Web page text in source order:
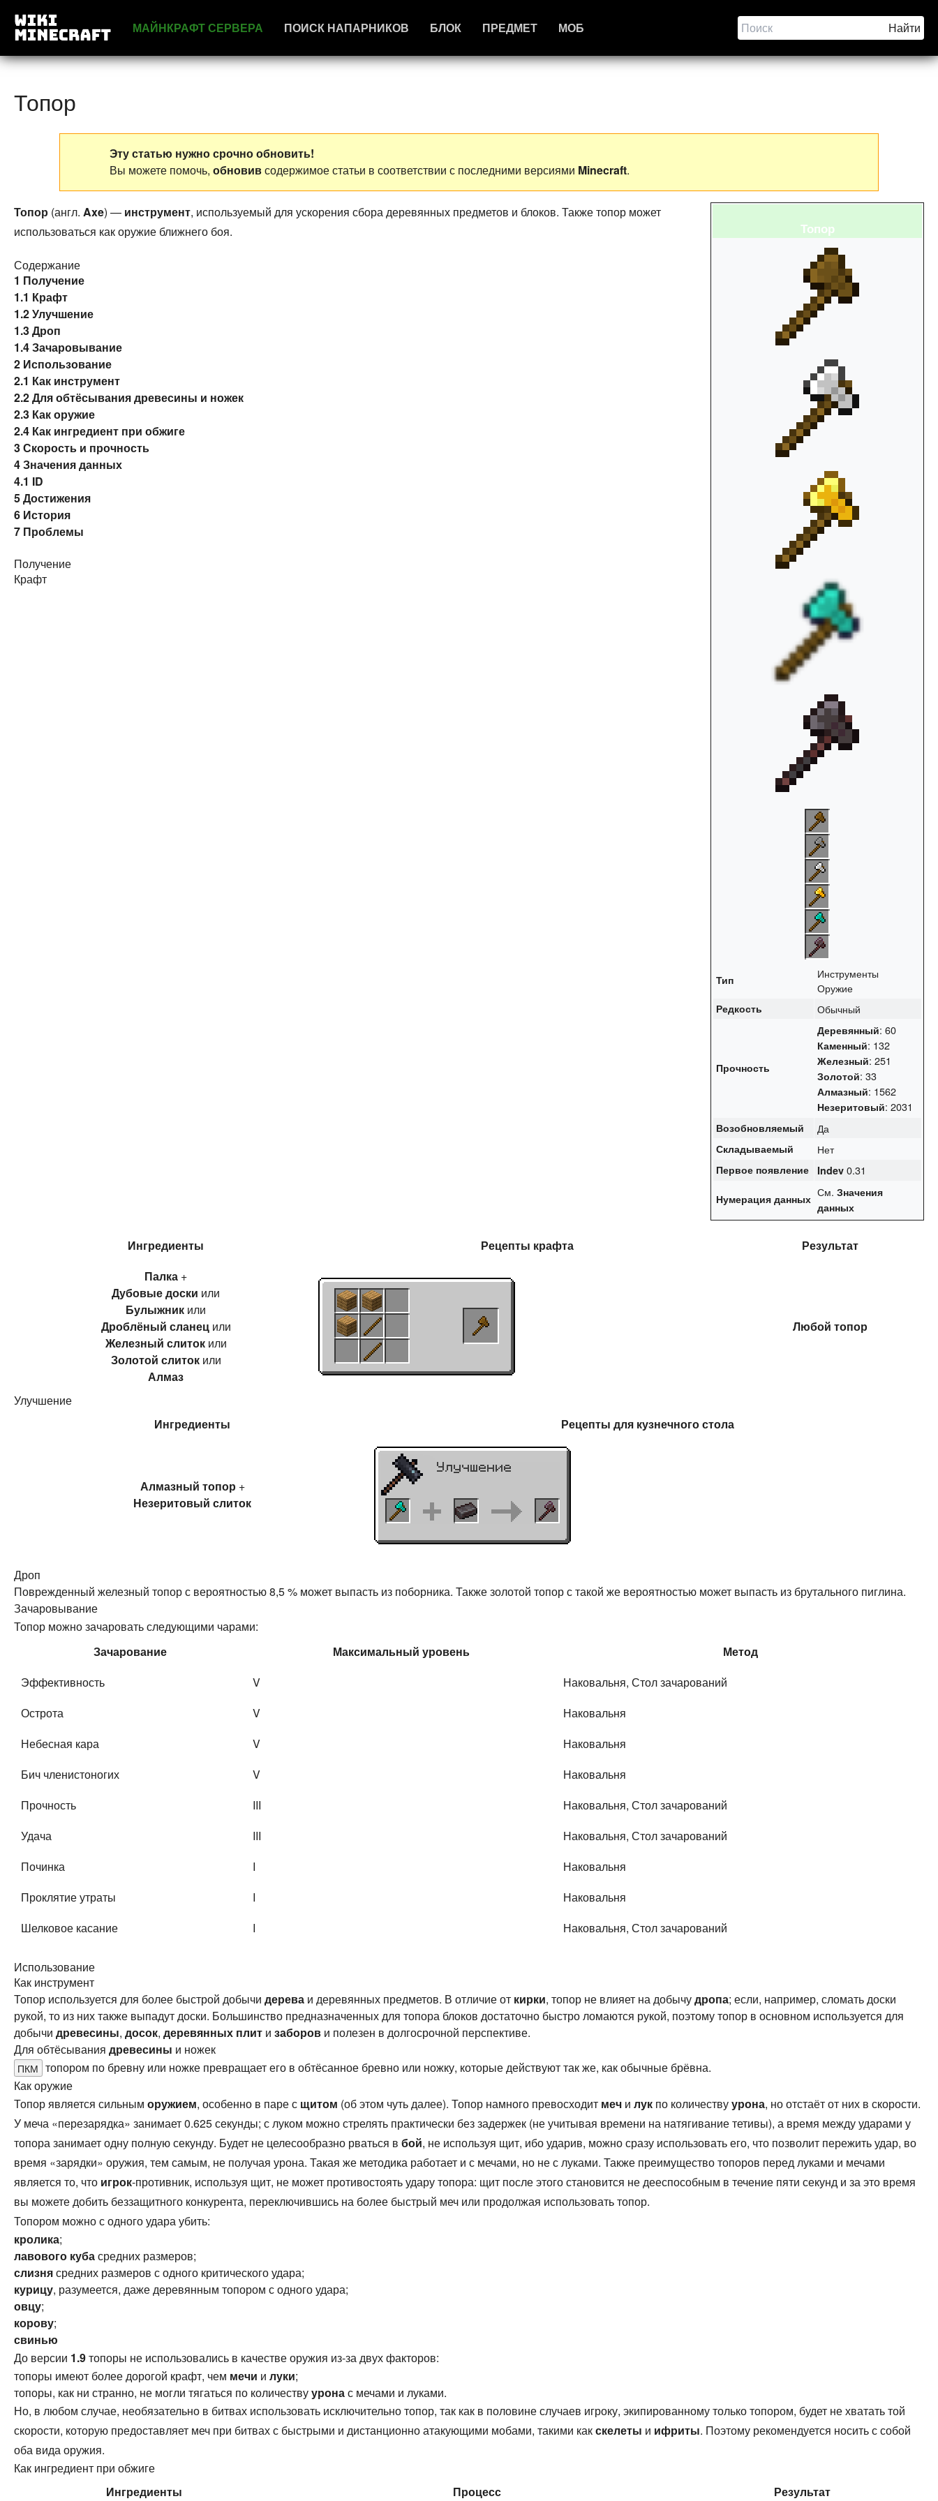
МАЙНКРАФТ СЕРВЕРА ПОИСК НАПАРНИКОВ БЛОК ПРЕДМЕТ МОБ
Топор
Эту статью нужно срочно обновить!
Вы можете помочь, обновивсодержимое статьи в соответствии с последними версиями Minecraft.
Топор
Тип
Инструменты
Оружие
Редкость Обычный
Прочность
Деревянный: 60
Каменный: 132
Железный: 251
Золотой: 33
Алмазный: 1562
Незеритовый: 2031
Возобновляемый Да
Складываемый Нет
Первое появление Indev 0.31
Нумерация данных См. Значения
данных
Топор (англ. Axe) — инструмент, используемый для ускорения сбора деревянных предметов и блоков. Также топор может
использоваться как оружие ближнего боя.
Содержание
1 Получение
1.1 Крафт
1.2Улучшение
1.3Дроп
1.4Зачаровывание
2 Использование
2.1 Как инструмент
2.2Для обтёсывания древесины и ножек
2.3 Как оружие
2.4 Как ингредиент при обжиге
3Скорость и прочность
4Значения данных
4.1 ID
5Достижения
6 История
7 Проблемы
Получение
Крафт
Ингредиенты Рецепты крафта
Результат
Палка +
Дубовые доски или
Булыжник или
Дроблёный сланецили
Железный слитокили
Золотой слитокили
Алмаз
Любой топор
Улучшение
Ингредиенты
Рецепты для кузнечного стола
Алмазный топор +
Незеритовый слиток
Дроп
Поврежденный железный топор с вероятностью 8,5 % может выпасть из поборника. Также золотой топор с такой же вероятностью может выпасть из брутального пиглина.
Зачаровывание
Топор можно зачаровать следующими чарами:
Зачарование
Максимальный уровень
Метод
Эффективность
V
Наковальня, Стол зачарований
Острота
V
Наковальня
Небесная кара
V
Наковальня
Бич членистоногих
V
Наковальня
Прочность
III
Наковальня, Стол зачарований
Удача
III
Наковальня, Стол зачарований
Починка
I
Наковальня
Проклятие утраты
I
Наковальня
Шелковое касание
I Наковальня, Стол зачарований
Использование
Как инструмент
Топор используется для более быстрой добычи дерева и деревянных предметов. В отличие от кирки, топор не влияет на добычудропа; если, например, сломать доски
рукой, то из них также выпадут доски. Большинство предназначенных для топора блоков достаточно быстро ломаются рукой, поэтому топор в основном используется для
добычи древесины, досок, деревянных плит и заборов и полезен в долгосрочной перспективе.
Для обтёсывания древесины и ножек
ПКМ топором по бревну или ножке превращает его в обтёсанное бревно или ножку, которые действуют так же, как обычные брёвна.
Как оружие
Топор является сильным оружием, особенно в паре с щитом (об этом чуть далее). Топор намного превосходит меч и лук по количествуурона, но отстаёт от них в скорости.
У меча «перезарядка» занимает 0.625 секунды; с луком можно стрелять практически без задержек (не учитывая времени на натягивание тетивы), а время между ударами у
топора занимает одну полную секунду. Будет не целесообразно рваться в бой, не используя щит, ибо ударив, можно сразу использовать его, что позволит пережить удар, во
время «зарядки» оружия, тем самым, не получая урона. Такая же методика работает и с мечами, но не с луками. Также преимущество топоров перед луками и мечами
является то, что игрок-противник, используя щит, не может противостоять удару топора: щит после этого становится не дееспособным в течение пяти секунд и за это время
вы можете добить беззащитного конкурента, переключившись на более быстрый меч или продолжая использовать топор.
Топором можно с одного удара убить:
кролика;
лавового кубасредних размеров;
слизнясредних размеров с одного критического удара;
курицу, разумеется, даже деревянным топором с одного удара;
овцу;
корову;
свинью
До версии 1.9топоры не использовались в качестве оружия из-за двух факторов:
топоры имеют более дорогой крафт, чем мечи и луки;
топоры, как ни странно, не могли тягаться по количествууронас мечами и луками.
Но, в любом случае, необязательно в битвах использовать исключительно топор, так как в половине случаев игроку, экипированному только топором, будет не хватать той
скорости, которую предоставляет меч при битвах с быстрыми и дистанционно атакующими мобами, такими какскелеты и ифриты. Поэтому рекомендуется носить с собой
оба вида оружия.
Как ингредиент при обжиге
Ингредиенты
Процесс Результат